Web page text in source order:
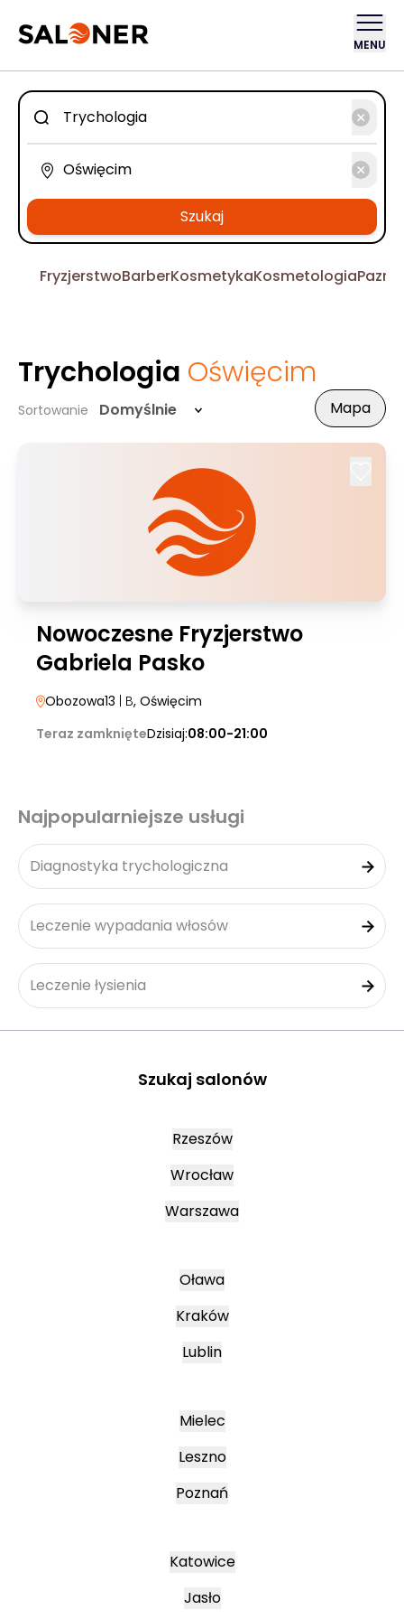
MENU
Szukaj
FryzjerstwoBarberKosmetykaKosmetologia
Trychologia Oświęcim
Sortowanie Domyślnie Mapa
Nowoczesne Fryzjerstwo
Gabriela Pasko
Obozowa13 | B, Oświęcim
Teraz zamknięteDzisiaj:08:00-21:00
Najpopularniejsze usługi
Diagnostyka trychologiczna
Leczenie wypadania włosów
Leczenie łysienia
Szukaj salonów
Rzeszów
Wrocław
Warszawa
Oława
Kraków
Lublin
Mielec
Leszno
Poznań
Katowice
Jasło